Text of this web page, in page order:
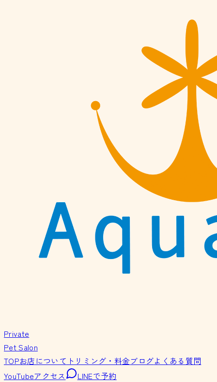
Private
Pet Salon
TOPお店について トリミング・料金ブログよくある質問
YouTubeアクセス LINEで予約